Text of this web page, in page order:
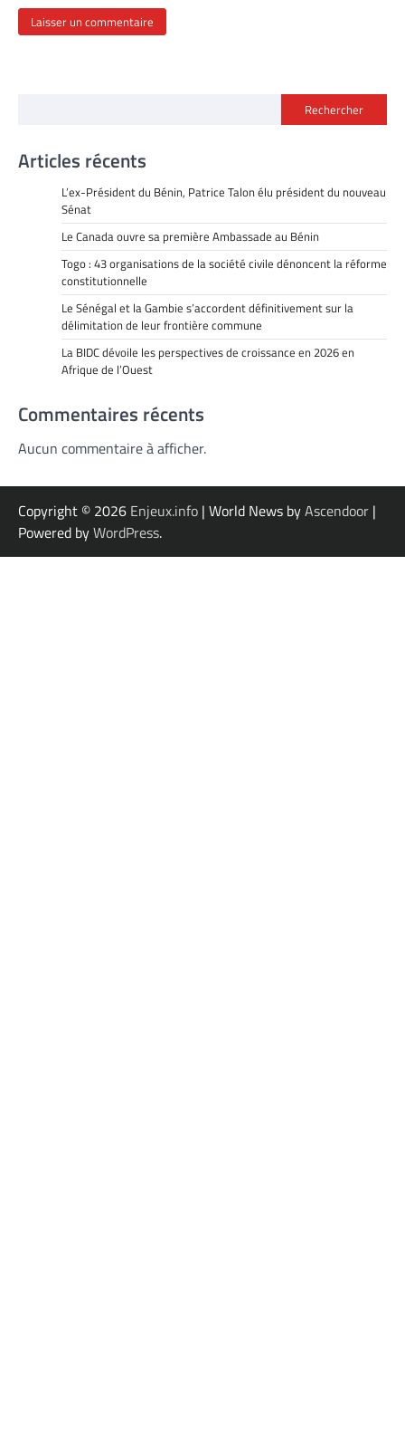
Rechercher
Articles récents
L’ex-Président du Bénin, Patrice Talon élu président du nouveau
Sénat
Le Canada ouvre sa première Ambassade au Bénin
Togo : 43 organisations de la société civile dénoncent la réforme
constitutionnelle
Le Sénégal et la Gambie s’accordent définitivement sur la
délimitation de leur frontière commune
La BIDC dévoile les perspectives de croissance en 2026 en
Afrique de l’Ouest
Commentaires récents
Aucun commentaire à afficher.
Copyright © 2026 Enjeux.info | World News byAscendoor |
Powered byWordPress.